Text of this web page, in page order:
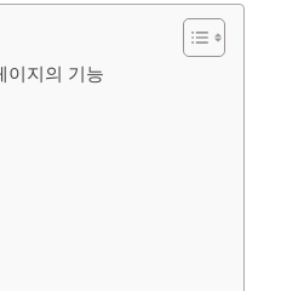
이지의 기능